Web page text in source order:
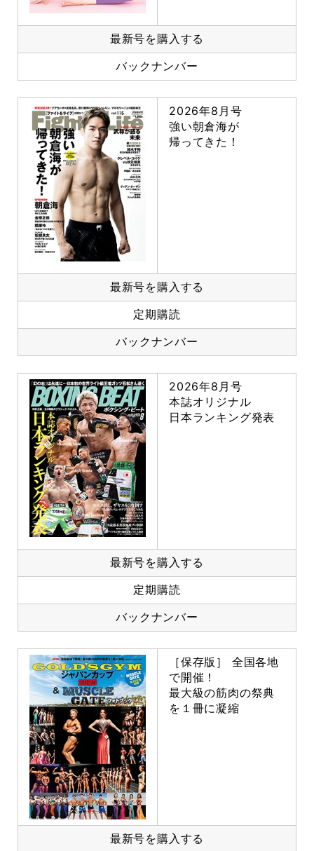
最新号を購入する
バックナンバー
2026年8月号
強い朝倉海が
帰ってきた！
最新号を購入する
定期購読
バックナンバー
2026年8月号
本誌オリジナル
日本ランキング発表
最新号を購入する
定期購読
バックナンバー
［保存版］ 全国各地
で開催！
最大級の筋肉の祭典
を１冊に凝縮
最新号を購入する